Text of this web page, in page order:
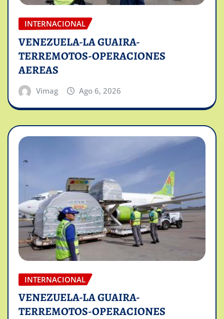
INTERNACIONAL
VENEZUELA-LA GUAIRA-
TERREMOTOS-OPERACIONES
AEREAS
Vimag Ago 6, 2026
INTERNACIONAL
VENEZUELA-LA GUAIRA-
TERREMOTOS-OPERACIONES